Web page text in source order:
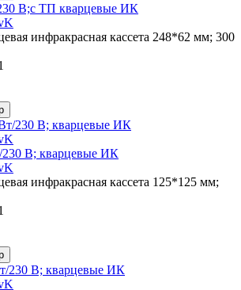
В;с ТП кварцевые ИК
инфракрасная кассета 248*62 мм; 300
В; кварцевые ИК
инфракрасная кассета 125*125 мм;